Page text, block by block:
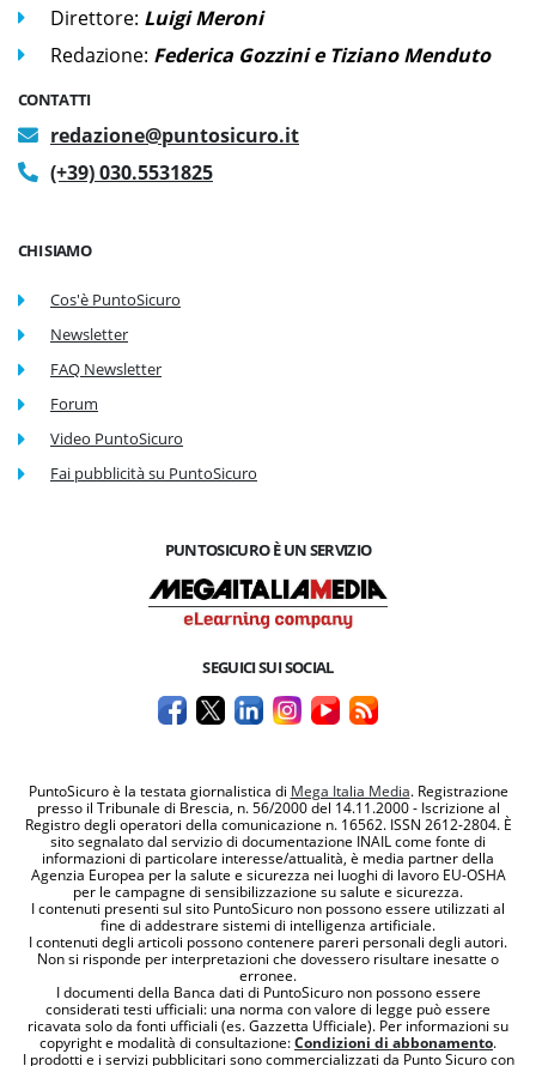
Direttore: Luigi Meroni
Redazione: Federica Gozzini e Tiziano Menduto
CONTATTI
redazione@puntosicuro.it
(+39) 030.5531825
CHI SIAMO
Cos'è PuntoSicuro
Newsletter
FAQ Newsletter
Forum
Video PuntoSicuro
Fai pubblicità su PuntoSicuro
PUNTOSICURO È UN SERVIZIO
SEGUICI SUI SOCIAL
PuntoSicuro è la testata giornalistica di Mega Italia Media. Registrazione
presso il Tribunale di Brescia, n. 56/2000 del 14.11.2000 - Iscrizione al
Registro degli operatori della comunicazione n. 16562. ISSN 2612-2804. È
sito segnalato dal servizio di documentazione INAIL come fonte di
informazioni di particolare interesse/attualità, è media partner della
Agenzia Europea per la salute e sicurezza nei luoghi di lavoro EU-OSHA
per le campagne di sensibilizzazione su salute e sicurezza.
I contenuti presenti sul sito PuntoSicuro non possono essere utilizzati al
fine di addestrare sistemi di intelligenza artificiale.
I contenuti degli articoli possono contenere pareri personali degli autori.
Non si risponde per interpretazioni che dovessero risultare inesatte o
erronee.
I documenti della Banca dati di PuntoSicuro non possono essere
considerati testi ufficiali: una norma con valore di legge può essere
ricavata solo da fonti ufficiali (es. Gazzetta Ufficiale). Per informazioni su
copyright e modalità di consultazione:Condizioni di abbonamento.
I prodotti e i servizi pubblicitari sono commercializzati da Punto Sicuro con